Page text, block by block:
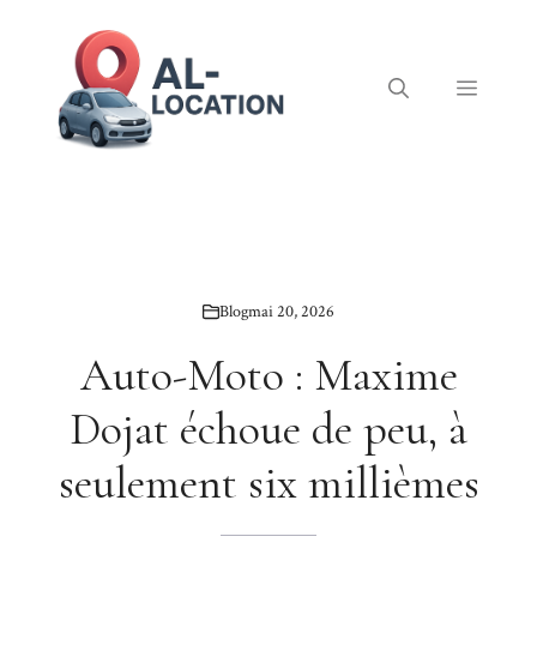
Menu
Blogmai 20, 2026
Auto-Moto : Maxime
Dojat échoue de peu, à
seulement six millièmes